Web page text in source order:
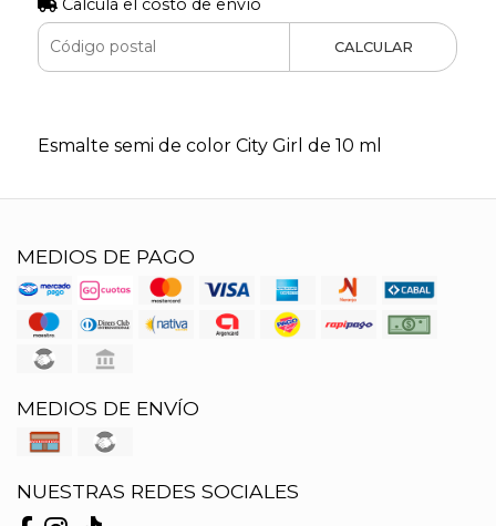
Calculá el costo de envío
CALCULAR
Esmalte semi de color City Girl de 10 ml
MEDIOS DE PAGO
MEDIOS DE ENVÍO
NUESTRAS REDES SOCIALES